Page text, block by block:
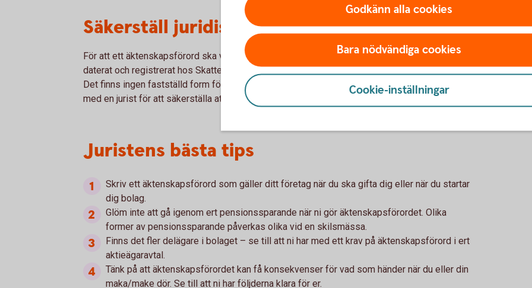
Säkerställ juridisk giltighet av avtalet
För att ett äktenskapsförord ska vara giltigt måste det vara undertecknat av båda parter,
daterat och registrerat hos Skatteverket. Det kan upphävas eller ändras när som helst.
Det finns ingen fastställd form för ett äktenskapsförord, men det är klokt att stämma av
med en jurist för att säkerställa att avtalet ger rätt skydd.
Juristens bästa tips
Skriv ett äktenskapsförord som gäller ditt företag när du ska gifta dig eller när du startar
dig bolag.
Glöm inte att gå igenom ert pensionssparande när ni gör äktenskapsförordet. Olika
former av pensionssparande påverkas olika vid en skilsmässa.
Finns det fler delägare i bolaget – se till att ni har med ett krav på äktenskapsförord i ert
aktieägaravtal.
Tänk på att äktenskapsförordet kan få konsekvenser för vad som händer när du eller din
maka/make dör. Se till att ni har följderna klara för er.
Godkänn alla cookies
Bara nödvändiga cookies
Cookie-inställningar